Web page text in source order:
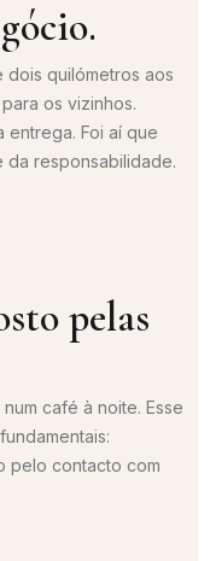
dois quilómetros aos
os vizinhos.
entrega. Foi aí que
da responsabilidade.
pelas
café à noite. Esse
pelo contacto com